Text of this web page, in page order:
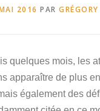
2016 PAR
quelques mois, les
apparaître de plus
également des